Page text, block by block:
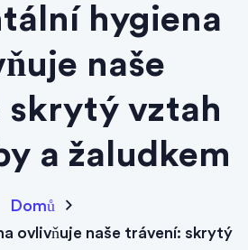
hygiena
naše
skrytý vztah
a žaludkem
Domů
ovlivňuje naše trávení: skrytý